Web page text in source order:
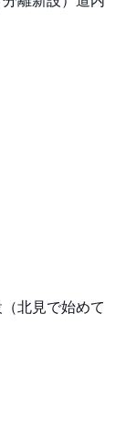
館
館
北見で始めて